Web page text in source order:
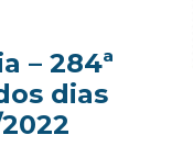
– 284ª
dias